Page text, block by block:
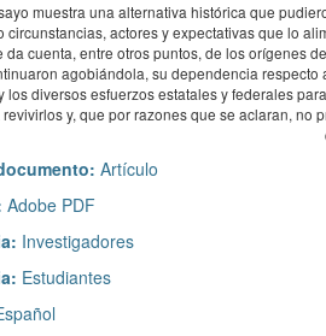
muestra una alternativa histórica que
circunstancias, actores y expectativas que lo
da cuenta, entre otros puntos, de los orígenes
agobiándola, su dependencia
los diversos esfuerzos estatales y federales
y, que por razones que se aclaran,
Artículo
Adobe PDF
Investigadores
Estudiantes